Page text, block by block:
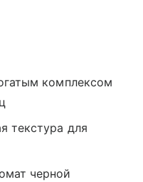
комплексом
текстура для
черной